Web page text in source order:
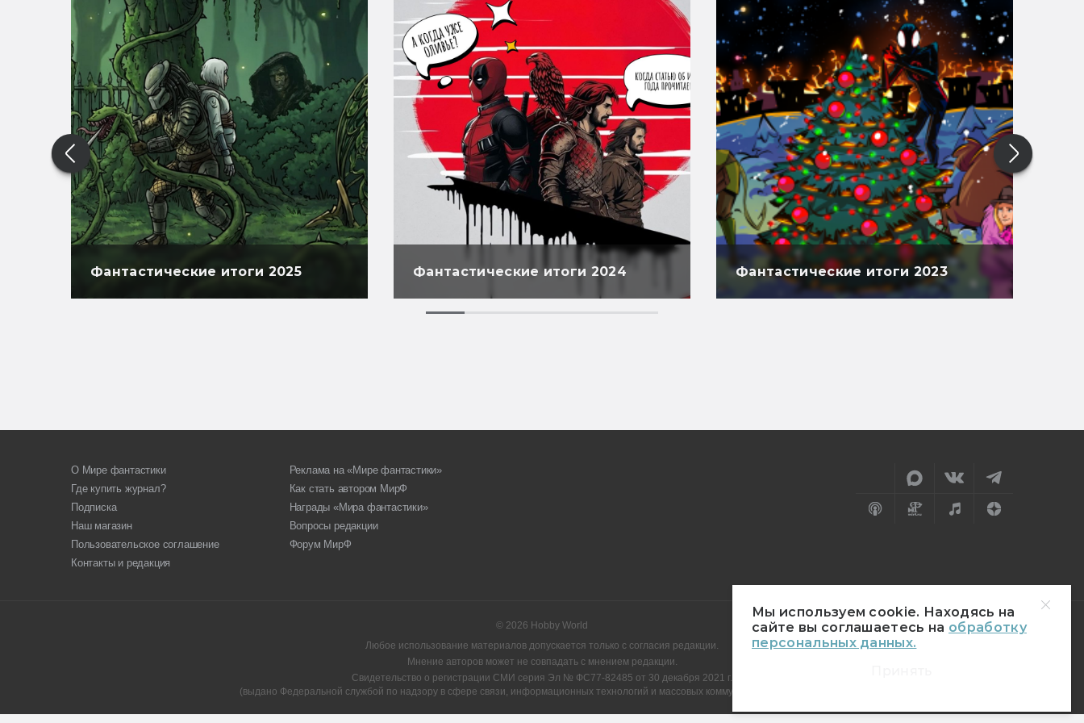
Мы используем cookie. Находясь на
сайте вы соглашаетесь на обработку
персональных данных.
Фантастические итоги 2025 Фантастические итоги 2024 Фантастические итоги 2023
О Мире фантастики
Где купить журнал?
Подписка
Наш магазин
Пользовательское соглашение
Контакты и редакция
Реклама на «Мире фантастики»
Как стать автором МирФ
Награды «Мира фантастики»
Вопросы редакции
Форум МирФ
© 2026 Hobby World
Любое использование материалов допускается только с согласия редакции.
Мнение авторов может не совпадать с мнением редакции.
Свидетельство о регистрации СМИ серия Эл № ФС77-82485 от 30 декабря 2021 г.
(выдано Федеральной службой по надзору в сфере связи, информационных технологий и массовых коммуникаций (Роскомнадзор)